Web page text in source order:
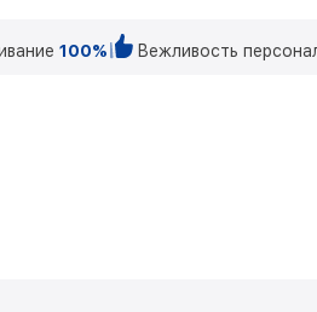
100% Вежливость